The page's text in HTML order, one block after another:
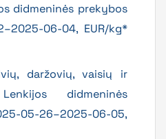
didmeninės prekybos
06-04, EUR/kg*
daržovių, vaisių ir
didmeninės
05-26–2025-06-05,